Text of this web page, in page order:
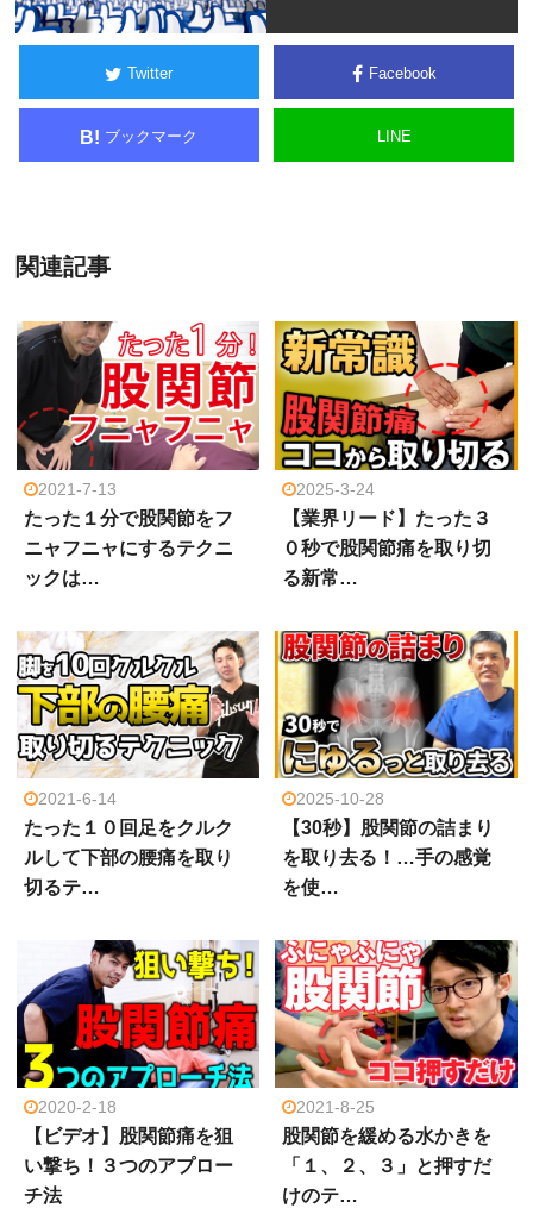
Twitter Facebook
B! ブックマーク LINE
関連記事
2021-7-13
たった１分で股関節をフ
ニャフニャにするテクニ
ックは…
2025-3-24
【業界リード】たった３
０秒で股関節痛を取り切
る新常…
2021-6-14
たった１０回足をクルク
ルして下部の腰痛を取り
切るテ…
2025-10-28
【30秒】股関節の詰まり
を取り去る！…手の感覚
を使…
2020-2-18
【ビデオ】股関節痛を狙
い撃ち！３つのアプロー
チ法
2021-8-25
股関節を緩める水かきを
「１、２、３」と押すだ
けのテ…